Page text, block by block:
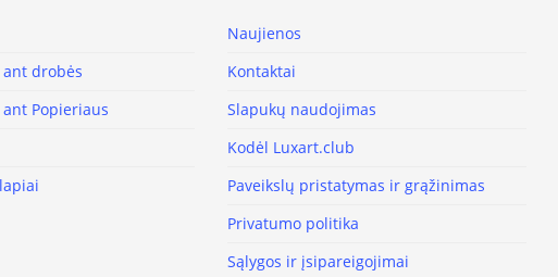
drobės
Popieriaus
Naujienos
Kontaktai
Slapukų naudojimas
Kodėl Luxart.club
Paveikslų pristatymas ir grąžinimas
Privatumo politika
Sąlygos ir įsipareigojimai